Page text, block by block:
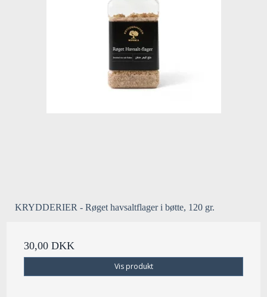
KRYDDERIER - Røget havsaltflager i bøtte, 120 gr.
30,00 DKK
Vis produkt